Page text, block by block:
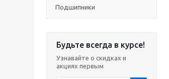
Подшипники
Будьте всегда в курсе!
Узнавайте о скидках и
акциях первым